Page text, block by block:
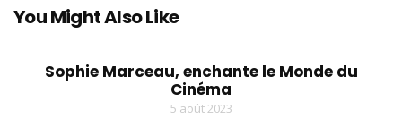
You Might Also Like
Sophie Marceau, enchante le Monde du
Cinéma
5 août 2023